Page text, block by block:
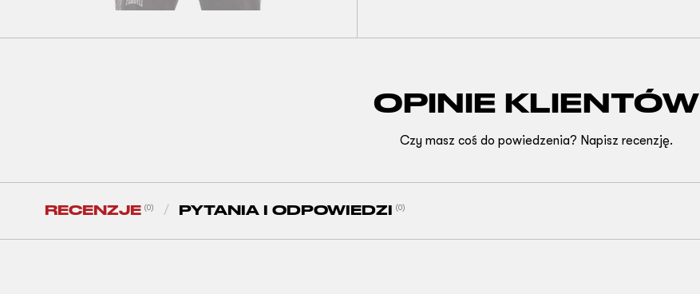
OPINIE KLIENTÓW
Czy masz coś do powiedzenia? Napisz recenzję.
RECENZJE (0) / PYTANIA I ODPOWIEDZI (0)